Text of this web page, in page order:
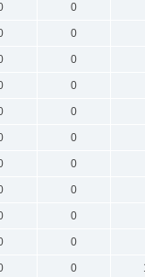
0
0
0
0
0
0
0
0
0
0
0